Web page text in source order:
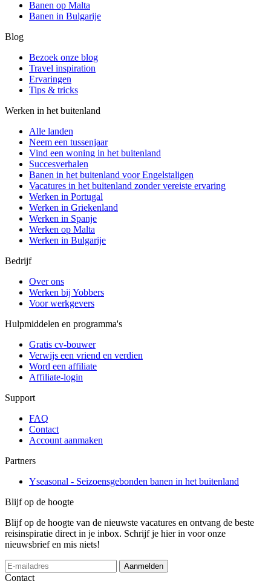
Banen op Malta
Banen in Bulgarije
Blog
Bezoek onze blog
Travel inspiration
Ervaringen
Tips & tricks
Werken in het buitenland
Alle landen
Neem een ​​tussenjaar
Vind een woning in het buitenland
Succesverhalen
Banen in het buitenland voor Engelstaligen
Vacatures in het buitenland zonder vereiste ervaring
Werken in Portugal
Werken in Griekenland
Werken in Spanje
Werken op Malta
Werken in Bulgarije
Bedrijf
Over ons
Werken bij Yobbers
Voor werkgevers
Hulpmiddelen en programma's
Gratis cv-bouwer
Verwijs een vriend en verdien
Word een affiliate
Affiliate-login
Support
FAQ
Contact
Account aanmaken
Partners
Yseasonal - Seizoensgebonden banen in het buitenland
Blijf op de hoogte
Blijf op de hoogte van de nieuwste vacatures en ontvang de beste
reisinspiratie direct in je inbox. Schrijf je hier in voor onze
nieuwsbrief en mis niets!
If
you
Aanmelden
Contact